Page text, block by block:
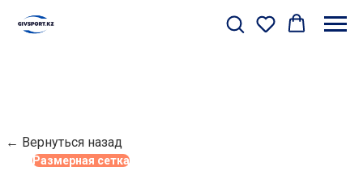
← Вернуться назад
Размерная сетка